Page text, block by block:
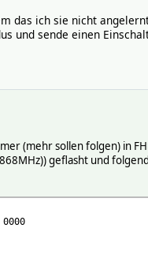
das ich sie nicht
und sende einen
(mehr sollen folgen) in
geflasht und